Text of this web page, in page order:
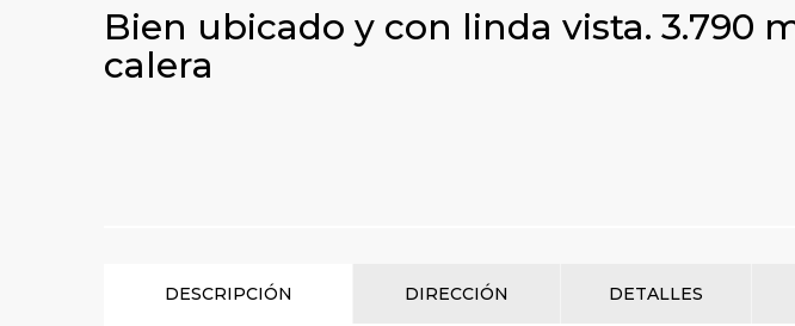
Bien ubicado y con linda vista. 3.790
calera
DESCRIPCIÓN DIRECCIÓN DETALLES